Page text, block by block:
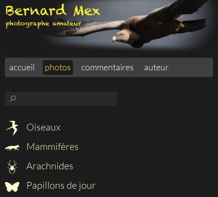
accueil photos commentaires auteur
⚲
Oiseaux
Mammifères
Arachnides
Papillons de jour